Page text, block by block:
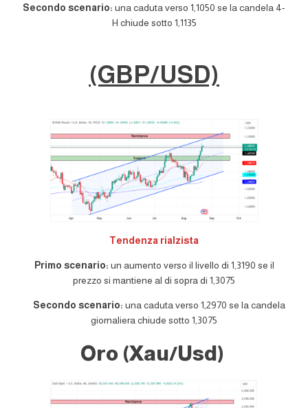
Secondo scenario: una caduta verso 1,1050 se la candela 4-
H chiude sotto 1,1135
(GBP/USD)
Tendenza rialzista
Primo scenario: un aumento verso il livello di 1,3190 se il
prezzo si mantiene al di sopra di 1,3075
Secondo scenario: una caduta verso 1,2970 se la candela
giornaliera chiude sotto 1,3075
Oro (Xau/Usd)